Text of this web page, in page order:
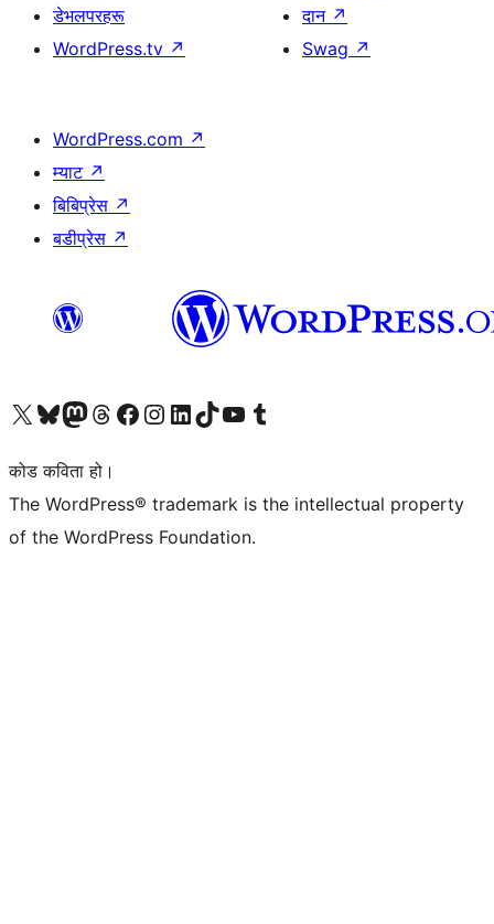
डेभलपरहरू
WordPress.tv ↗
दान ↗
Swag ↗
WordPress.com ↗
म्याट ↗
बिबिप्रेस ↗
बडीप्रेस ↗
हाम्रो X (पहिले ट्विटर) खातामा जानुहोस्
हाम्रो Bluesky खाता भ्रमण गर्नुहोस्
हाम्रो म्यास्टोडन खाता भ्रमण गर्नुहोस्
हाम्रो थ्रेड्स खातामा जानुहोस्
हाम्रो फेसबुक पेजमा जानुहोस्
हाम्रो इन्स्टाग्राम खातामा जानुहोस्
हाम्रो लिङ्क्डइन खातामा जानुहोस्
हाम्रो TikTok खाता भ्रमण गर्नुहोस्
हाम्रो युट्युब च्यानलमा जानुहोस्
हाम्रो टम्बलर खाता भ्रमण गर्नुहोस्
कोड कविता हो।
The WordPress® trademark is the intellectual property
of the WordPress Foundation.